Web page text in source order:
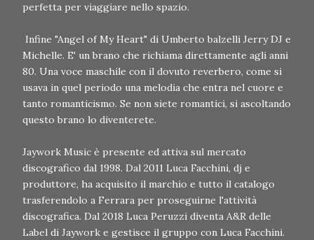
perfetta per viaggiare nello spazio.
Infine "Angel of My Heart" di Umberto balzelli Jerry DJ e
Michelle. E' un brano che richiama direttamente agli anni
80. Una voce maschile con il dovuto reverbero, come si
usava in quel periodo una melodia che entra nel cuore e
tanto romanticismo. Se non siete romantici, si ascoltando
questo brano lo diventerete.
Jaywork Music è presente ed attiva sul mercato
discografico dal 1998. Dal 2011 Luca Facchini, dj e
produttore, ha acquisito il marchio e tutto il catalogo
trasferendolo a Ferrara per proseguirne l'attività
discografica. Dal 2018 Luca Peruzzi diventa A&R delle
Label di Jaywork e gestisce il gruppo con Luca Facchini.